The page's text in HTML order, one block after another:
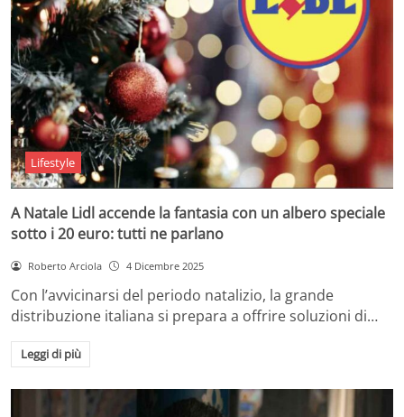
Lifestyle
A Natale Lidl accende la fantasia con un albero speciale
sotto i 20 euro: tutti ne parlano
Roberto Arciola 4 Dicembre 2025
Con l’avvicinarsi del periodo natalizio, la grande
distribuzione italiana si prepara a offrire soluzioni di…
Leggi di più